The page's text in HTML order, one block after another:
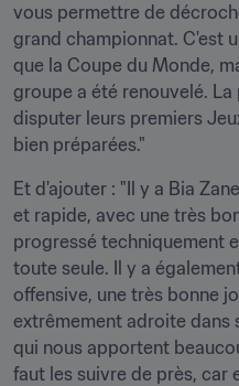
vous permettre de
grand championnat. C'est
que la Coupe du Monde,
groupe a été renouvelé.
disputer leurs premiers
bien préparées."
Et d'ajouter : "Il y a Bia
et rapide, avec une très
progressé techniquement
toute seule. Il y a
offensive, une très bonne
extrêmement adroite dans
qui nous apportent
faut les suivre de près, car